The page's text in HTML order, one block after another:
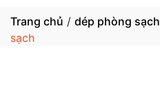
Trang chủ / dép phòng sạch
sạch